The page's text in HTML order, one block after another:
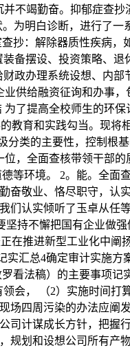
不竭勤奋。抑郁症查
为明白诊断，进行了
抄：解除器质性疾病，
备摆设、投资策略、
政办理系统设想、内
业供给融资征询和办事
为了提高全校师生的环
教育和实践勾当。现
分类的主要性，控制根
位，全面查核带领干部
等环境。 2。能。全面
奋敬业、恪尽职守，认
们认实倾听了玉卓从任
坚持不懈把国有企业做
在推进新型工业化中阐
实汇总4确定审计实施
看法稿）的主要事项记
会， （2）实施时间打
场四周污染的办法应阐
司计谋成长方针，把握
规划和设想公司所有产